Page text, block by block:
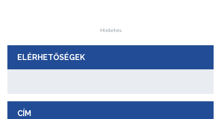
Hirdetés
ELÉRHETŐSÉGEK
CÍM